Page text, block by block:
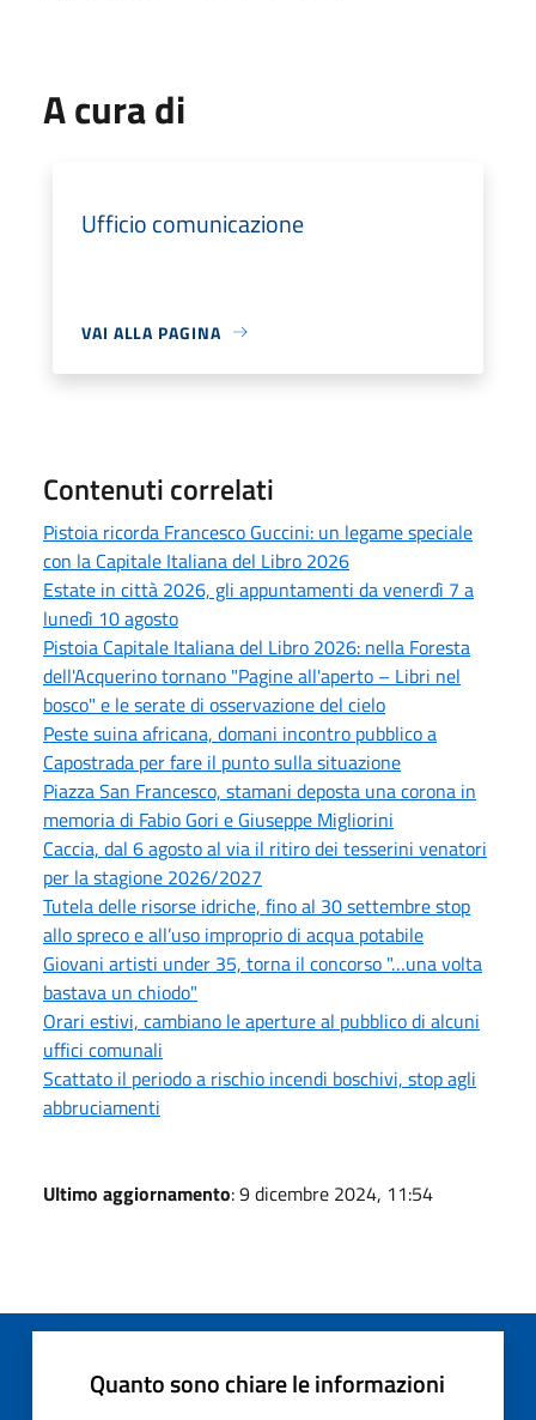
A cura di
Ufficio comunicazione
VAI ALLA PAGINA
Contenuti correlati
Pistoia ricorda Francesco Guccini: un legame speciale
con la Capitale Italiana del Libro 2026
Estate in città 2026, gli appuntamenti da venerdì 7 a
lunedì 10 agosto
Pistoia Capitale Italiana del Libro 2026: nella Foresta
dell'Acquerino tornano "Pagine all'aperto – Libri nel
bosco" e le serate di osservazione del cielo
Peste suina africana, domani incontro pubblico a
Capostrada per fare il punto sulla situazione
Piazza San Francesco, stamani deposta una corona in
memoria di Fabio Gori e Giuseppe Migliorini
Caccia, dal 6 agosto al via il ritiro dei tesserini venatori
per la stagione 2026/2027
Tutela delle risorse idriche, fino al 30 settembre stop
allo spreco e all’uso improprio di acqua potabile
Giovani artisti under 35, torna il concorso "…una volta
bastava un chiodo"
Orari estivi, cambiano le aperture al pubblico di alcuni
uffici comunali
Scattato il periodo a rischio incendi boschivi, stop agli
abbruciamenti
Ultimo aggiornamento: 9 dicembre 2024, 11:54
Quanto sono chiare le informazioni